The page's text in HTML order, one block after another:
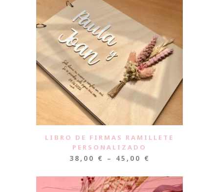
LIBRO DE FIRMAS RAMILLETE
PERSONALIZADO
38,00 € – 45,00 €